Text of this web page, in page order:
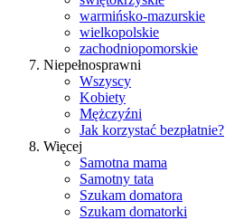
warmińsko-mazurskie
wielkopolskie
zachodniopomorskie
Niepełnosprawni
Wszyscy
Kobiety
Mężczyźni
Jak korzystać bezpłatnie?
Więcej
Samotna mama
Samotny tata
Szukam domatora
Szukam domatorki